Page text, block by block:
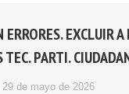
ERRORES. EXCLUIR
PARTI.
29 de mayo de 2026